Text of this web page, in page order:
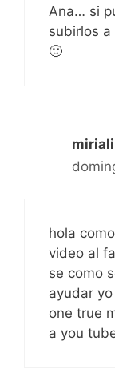
Ana… si
subirlos a
🙂
miriali
hola
video al
se como
ayudar
one true
a you